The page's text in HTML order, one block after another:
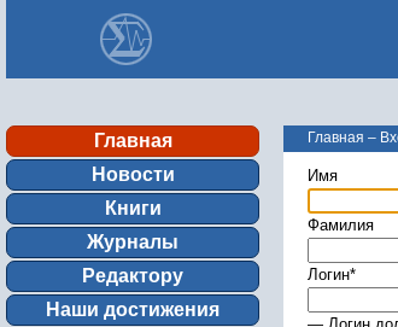
Главная
Новости
Книги
Журналы
Редактору
Наши достижения
Главная –
Имя
Фамилия
Логин*